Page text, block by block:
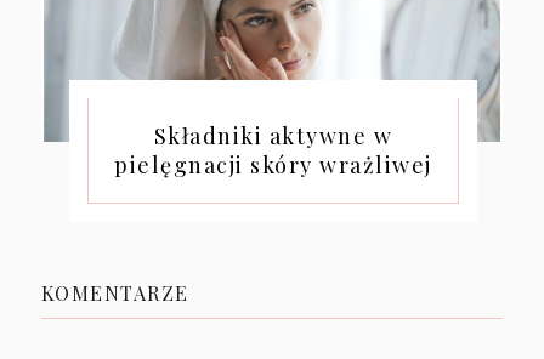
Składniki aktywne w
pielęgnacji skóry wrażliwej
KOMENTARZE